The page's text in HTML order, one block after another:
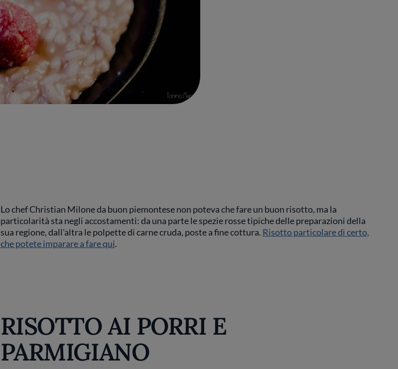
Lo chef Christian Milone da buon piemontese non poteva che fare un buon risotto, ma la
particolarità sta negli accostamenti: da una parte le spezie rosse tipiche delle preparazioni della
sua regione, dall'altra le polpette di carne cruda, poste a fine cottura. Risotto particolare di certo,
che potete imparare a fare qui.
RISOTTO AI PORRI E
PARMIGIANO